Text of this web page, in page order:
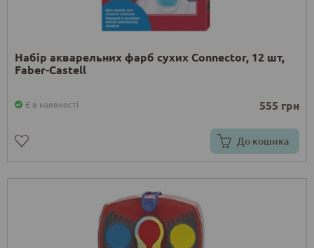
Набір акварельних фарб сухих Connector, 12 шт,
Faber-Castell
Є в наявності 555 грн
До кошика